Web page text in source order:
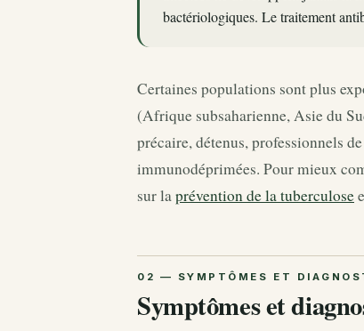
bactériologiques. Le traitement
Certaines populations sont plus
(Afrique subsaharienne, Asie du
précaire, détenus, professionnels
immunodéprimées. Pour mieux
sur laprévention de la tuberculose
Symptômes et